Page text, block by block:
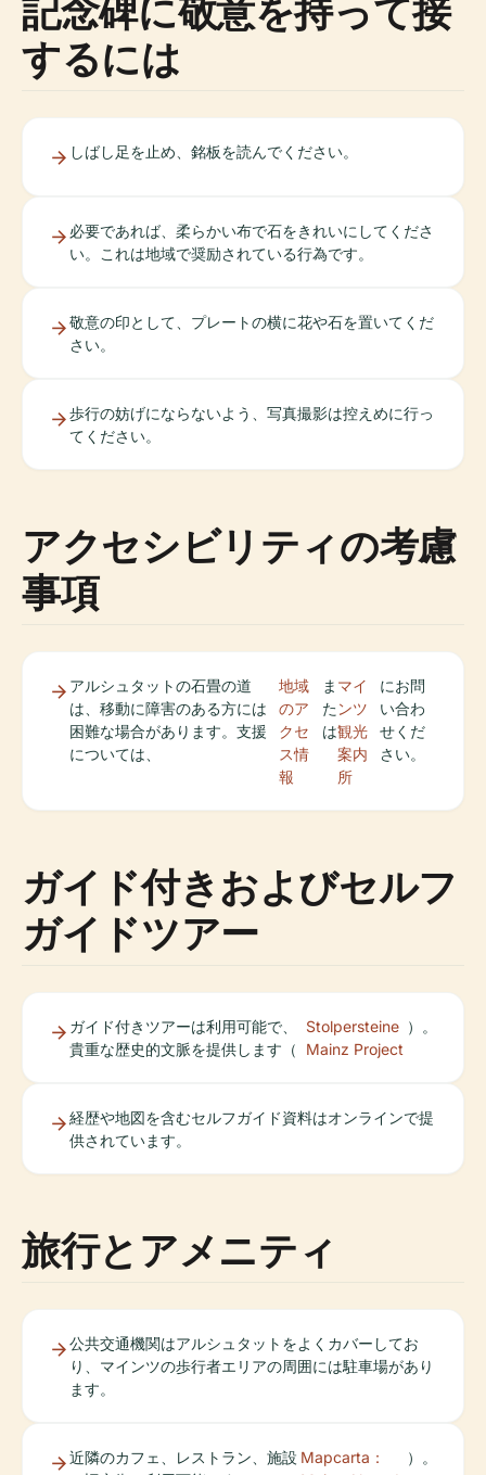
記念碑に敬意を持って接
するには
しばし足を止め、銘板を読んでください。
必要であれば、柔らかい布で石をきれいにしてくださ
い。これは地域で奨励されている行為です。
敬意の印として、プレートの横に花や石を置いてくだ
さい。
歩行の妨げにならないよう、写真撮影は控えめに行っ
てください。
アクセシビリティの考慮
事項
アルシュタットの石畳の道
は、移動に障害のある方には
困難な場合があります。支援
については、
地域
のア
クセ
ス情
報
ま
た
は
マイ
ンツ
観光
案内
所
にお問
い合わ
せくだ
さい。
ガイド付きおよびセルフ
ガイドツアー
ガイド付きツアーは利用可能で、
貴重な歴史的文脈を提供します（
Stolpersteine
Mainz Project
）。
経歴や地図を含むセルフガイド資料はオンラインで提
供されています。
旅行とアメニティ
公共交通機関はアルシュタットをよくカバーしてお
り、マインツの歩行者エリアの周囲には駐車場があり
ます。
近隣のカフェ、レストラン、施設 Mapcarta：
）。